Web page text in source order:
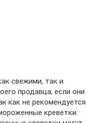
свежими, так и
продавца, если они
как не рекомендуется
креветки.